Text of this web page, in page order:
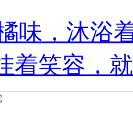
味，沐浴
着笑容，